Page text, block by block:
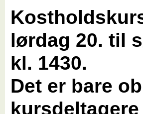
lørdag 20. til
kl. 1430.
Det er bare